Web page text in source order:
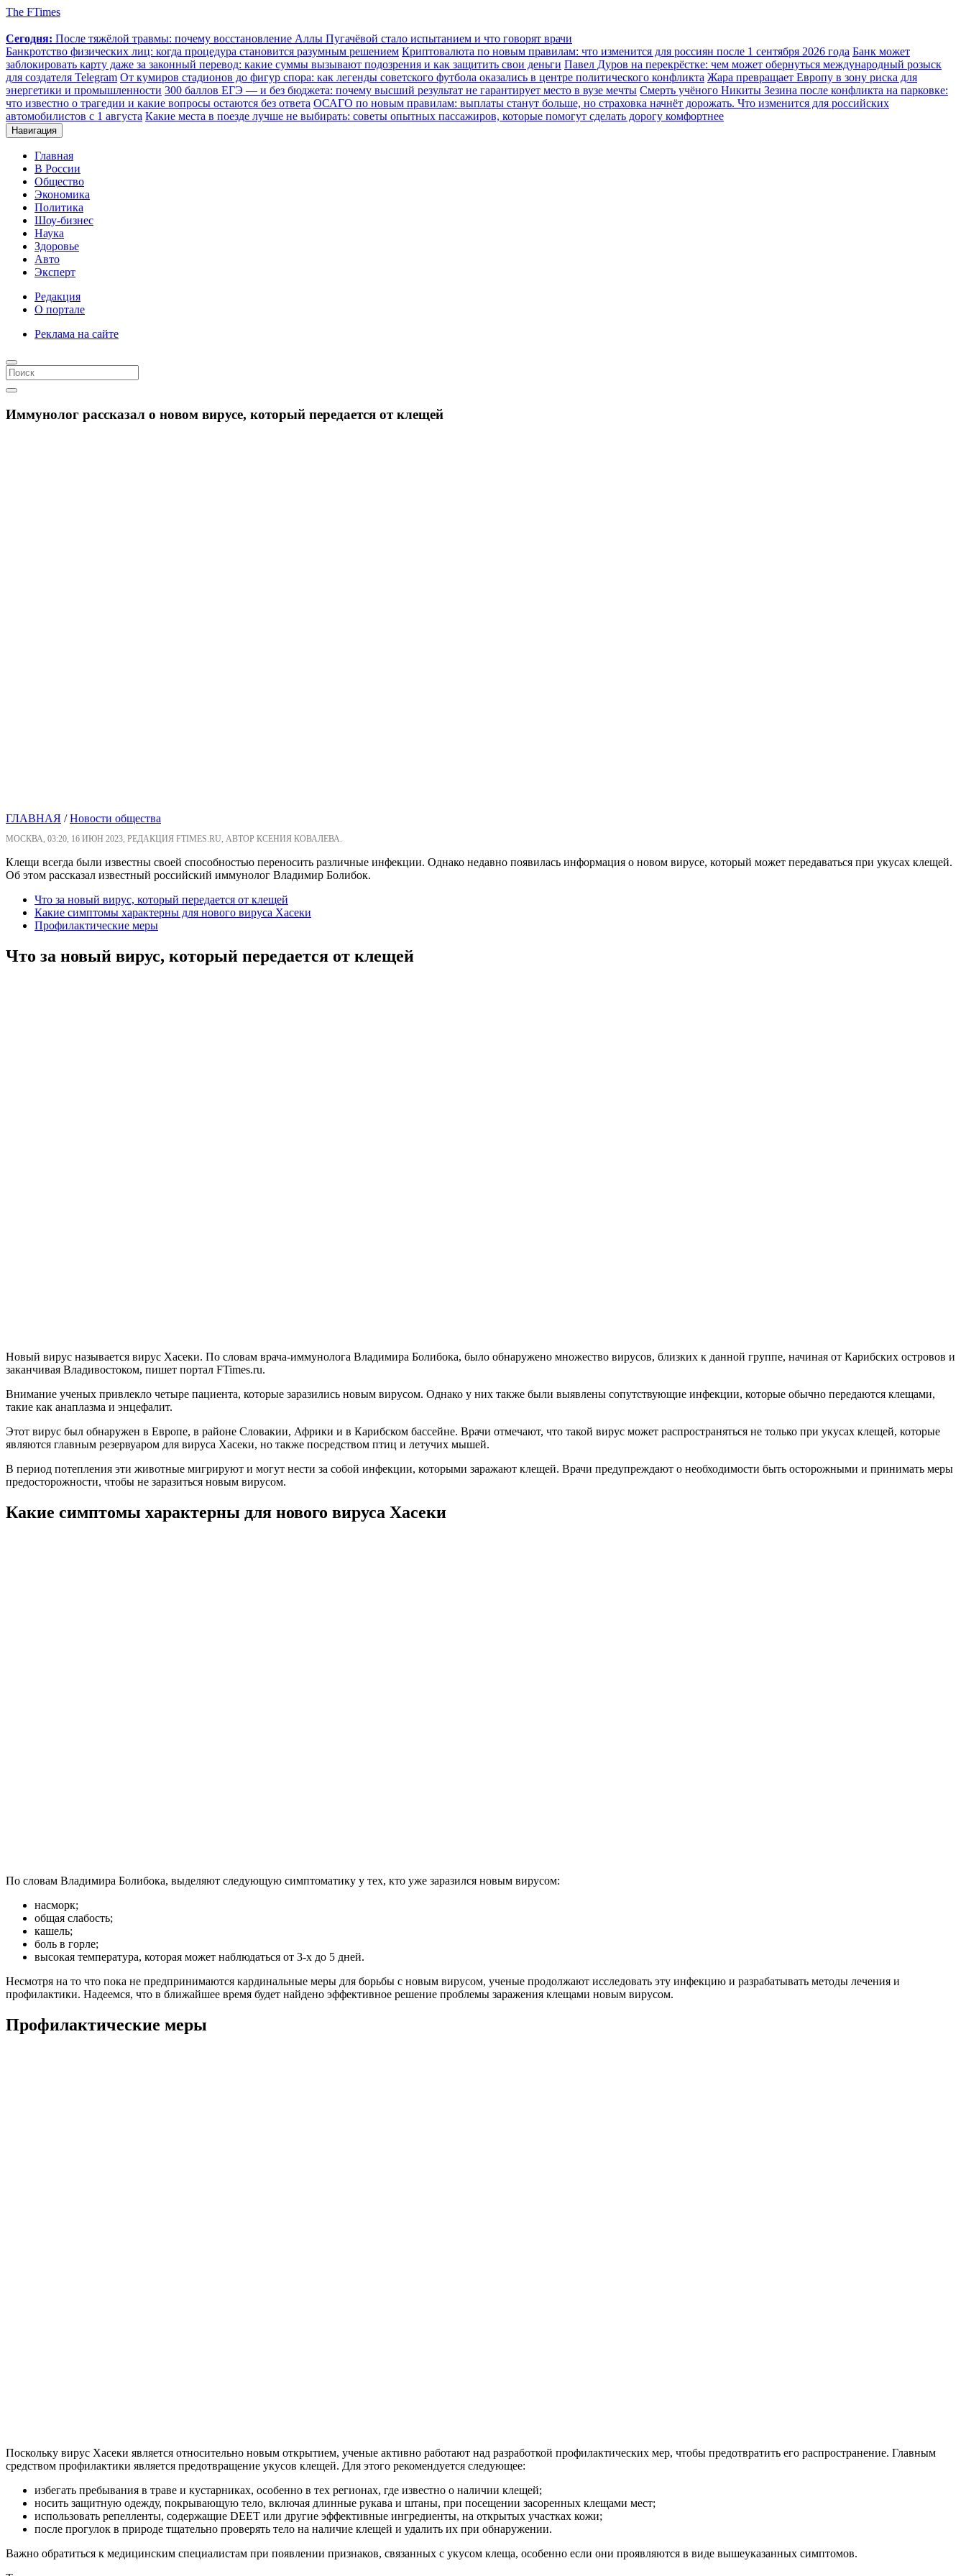
The FTimes
Сегодня: После тяжёлой травмы: почему восстановление Аллы Пугачёвой стало испытанием и что говорят врачи
Банкротство физических лиц: когда процедура становится разумным решением Криптовалюта по новым правилам: что изменится для россиян после 1 сентября 2026 года Банк может
заблокировать карту даже за законный перевод: какие суммы вызывают подозрения и как защитить свои деньги Павел Дуров на перекрёстке: чем может обернуться международный розыск
для создателя Telegram От кумиров стадионов до фигур спора: как легенды советского футбола оказались в центре политического конфликта Жара превращает Европу в зону риска для
энергетики и промышленности 300 баллов ЕГЭ — и без бюджета: почему высший результат не гарантирует место в вузе мечты Смерть учёного Никиты Зезина после конфликта на парковке:
что известно о трагедии и какие вопросы остаются без ответа ОСАГО по новым правилам: выплаты станут больше, но страховка начнёт дорожать. Что изменится для российских
автомобилистов с 1 августа Какие места в поезде лучше не выбирать: советы опытных пассажиров, которые помогут сделать дорогу комфортнее
Навигация
Главная
В России
Общество
Экономика
Политика
Шоу-бизнес
Наука
Здоровье
Авто
Эксперт
Редакция
О портале
Реклама на сайте
Иммунолог рассказал о новом вирусе, который передается от клещей
ГЛАВНАЯ /Новости общества
МОСКВА, 03:20, 16 ИЮН 2023, РЕДАКЦИЯ FTIMES.RU, АВТОР КСЕНИЯ КОВАЛЕВА.
Клещи всегда были известны своей способностью переносить различные инфекции. Однако недавно появилась информация о новом вирусе, который может передаваться при укусах клещей.
Об этом рассказал известный российский иммунолог Владимир Болибок.
Что за новый вирус, который передается от клещей
Какие симптомы характерны для нового вируса Хасеки
Профилактические меры
Что за новый вирус, который передается от клещей
Новый вирус называется вирус Хасеки. По словам врача-иммунолога Владимира Болибока, было обнаружено множество вирусов, близких к данной группе, начиная от Карибских островов и
заканчивая Владивостоком, пишет портал FTimes.ru.
Внимание ученых привлекло четыре пациента, которые заразились новым вирусом. Однако у них также были выявлены сопутствующие инфекции, которые обычно передаются клещами,
такие как анаплазма и энцефалит.
Этот вирус был обнаружен в Европе, в районе Словакии, Африки и в Карибском бассейне. Врачи отмечают, что такой вирус может распространяться не только при укусах клещей, которые
являются главным резервуаром для вируса Хасеки, но также посредством птиц и летучих мышей.
В период потепления эти животные мигрируют и могут нести за собой инфекции, которыми заражают клещей. Врачи предупреждают о необходимости быть осторожными и принимать меры
предосторожности, чтобы не заразиться новым вирусом.
Какие симптомы характерны для нового вируса Хасеки
По словам Владимира Болибока, выделяют следующую симптоматику у тех, кто уже заразился новым вирусом:
насморк;
общая слабость;
кашель;
боль в горле;
высокая температура, которая может наблюдаться от 3-х до 5 дней.
Несмотря на то что пока не предпринимаются кардинальные меры для борьбы с новым вирусом, ученые продолжают исследовать эту инфекцию и разрабатывать методы лечения и
профилактики. Надеемся, что в ближайшее время будет найдено эффективное решение проблемы заражения клещами новым вирусом.
Профилактические меры
Поскольку вирус Хасеки является относительно новым открытием, ученые активно работают над разработкой профилактических мер, чтобы предотвратить его распространение. Главным
средством профилактики является предотвращение укусов клещей. Для этого рекомендуется следующее:
избегать пребывания в траве и кустарниках, особенно в тех регионах, где известно о наличии клещей;
носить защитную одежду, покрывающую тело, включая длинные рукава и штаны, при посещении засоренных клещами мест;
использовать репелленты, содержащие DEET или другие эффективные ингредиенты, на открытых участках кожи;
после прогулок в природе тщательно проверять тело на наличие клещей и удалить их при обнаружении.
Важно обратиться к медицинским специалистам при появлении признаков, связанных с укусом клеща, особенно если они проявляются в виде вышеуказанных симптомов.